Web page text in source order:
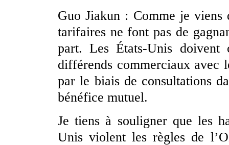
Guo Jiakun : Comme je viens
tarifaires ne font pas de
part. Les États-Unis doivent
différends commerciaux avec
par le biais de consultations
bénéfice mutuel.
Je tiens à souligner que les
Unis violent les règles de